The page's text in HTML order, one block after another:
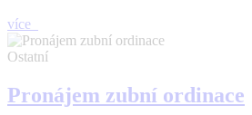
více
Ostatní
Pronájem zubní ordinace